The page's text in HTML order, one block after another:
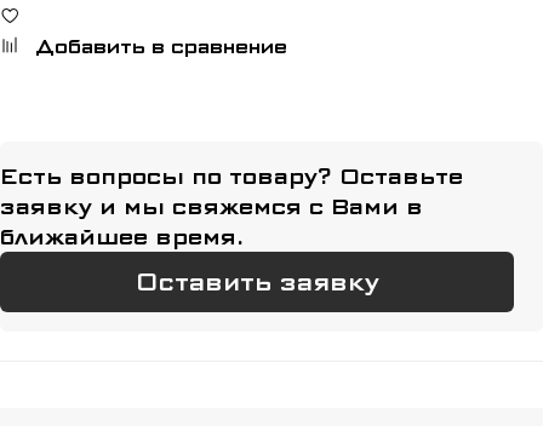
Добавить в сравнение
Есть вопросы по товару? Оставьте
заявку и мы свяжемся с Вами в
ближайшее время.
Оставить заявку